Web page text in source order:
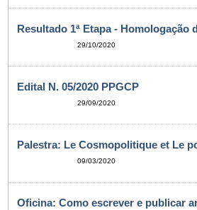
Resultado 1ª Etapa - Homologação
29/10/2020
Edital N. 05/2020 PPGCP
29/09/2020
Palestra: Le Cosmopolitique et Le
09/03/2020
Oficina: Como escrever e publicar